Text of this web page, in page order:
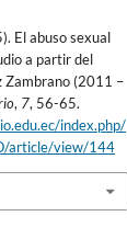
El abuso sexual
a partir del
Zambrano (2011 –
, 7, 56-65.
index.php/
article/view/144